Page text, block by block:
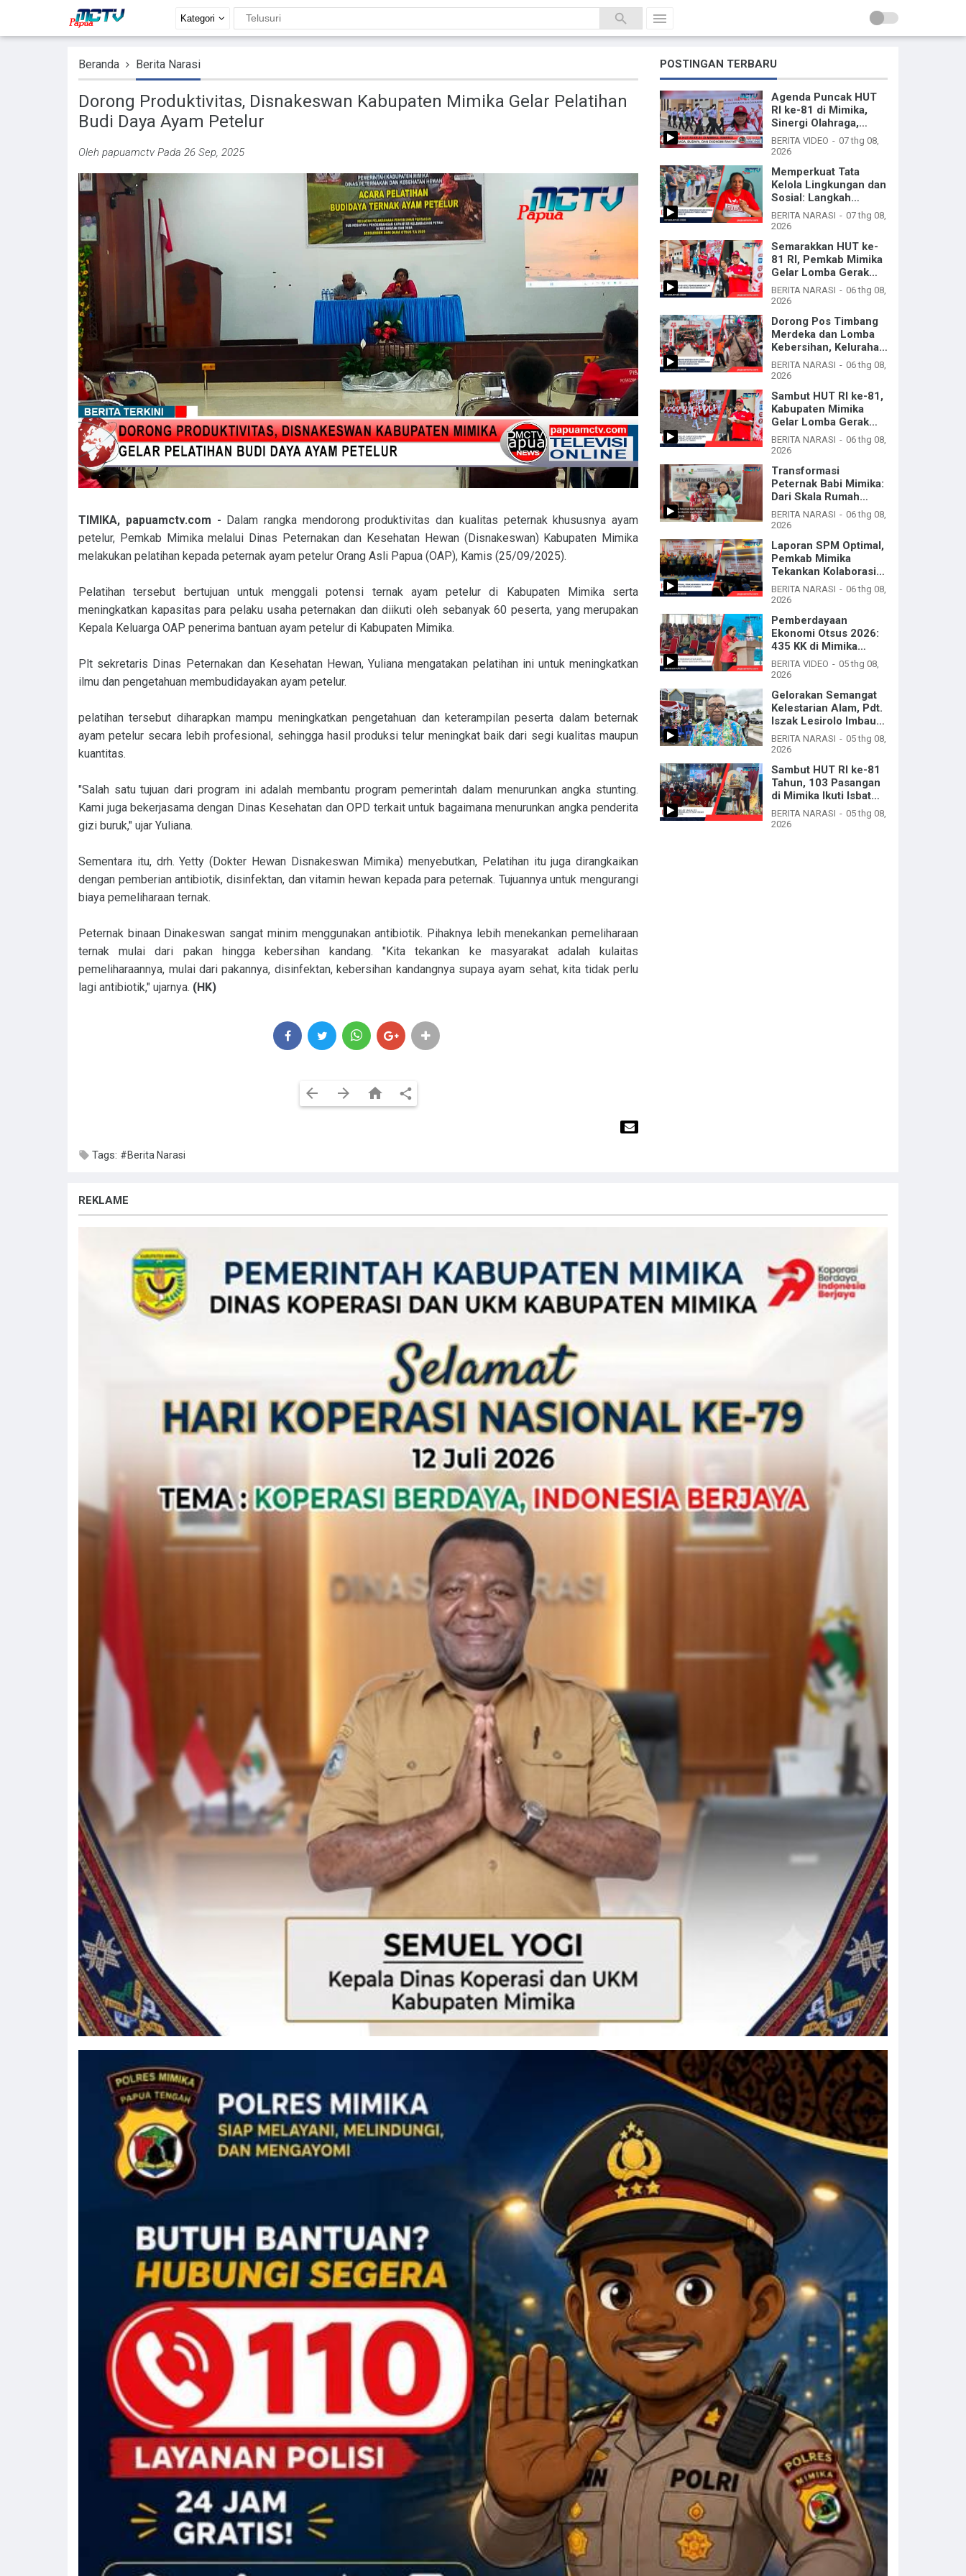
Kategori
Beranda Berita Narasi
Dorong Produktivitas, Disnakeswan Kabupaten Mimika Gelar Pelatihan
Budi Daya Ayam Petelur
Olehpapuamctv Pada 26 Sep, 2025
TIMIKA, papuamctv.com - Dalam rangka mendorong produktivitas dan kualitas peternak khususnya ayam
petelur, Pemkab Mimika melalui Dinas Peternakan dan Kesehatan Hewan (Disnakeswan) Kabupaten Mimika
melakukan pelatihan kepada peternak ayam petelur Orang Asli Papua (OAP), Kamis (25/09/2025).
Pelatihan tersebut bertujuan untuk menggali potensi ternak ayam petelur di Kabupaten Mimika serta
meningkatkan kapasitas para pelaku usaha peternakan dan diikuti oleh sebanyak 60 peserta, yang merupakan
Kepala Keluarga OAP penerima bantuan ayam petelur di Kabupaten Mimika.
Plt sekretaris Dinas Peternakan dan Kesehatan Hewan, Yuliana mengatakan pelatihan ini untuk meningkatkan
ilmu dan pengetahuan membudidayakan ayam petelur.
pelatihan tersebut diharapkan mampu meningkatkan pengetahuan dan keterampilan peserta dalam beternak
ayam petelur secara lebih profesional, sehingga hasil produksi telur meningkat baik dari segi kualitas maupun
kuantitas.
"Salah satu tujuan dari program ini adalah membantu program pemerintah dalam menurunkan angka stunting.
Kami juga bekerjasama dengan Dinas Kesehatan dan OPD terkait untuk bagaimana menurunkan angka penderita
gizi buruk," ujar Yuliana.
Sementara itu, drh. Yetty (Dokter Hewan Disnakeswan Mimika) menyebutkan, Pelatihan itu juga dirangkaikan
dengan pemberian antibiotik, disinfektan, dan vitamin hewan kepada para peternak. Tujuannya untuk mengurangi
biaya pemeliharaan ternak.
Peternak binaan Dinakeswan sangat minim menggunakan antibiotik. Pihaknya lebih menekankan pemeliharaan
ternak mulai dari pakan hingga kebersihan kandang. "Kita tekankan ke masyarakat adalah kulaitas
pemeliharaannya, mulai dari pakannya, disinfektan, kebersihan kandangnya supaya ayam sehat, kita tidak perlu
lagi antibiotik," ujarnya. (HK)
Tags: #Berita Narasi
POSTINGAN TERBARU
Agenda Puncak HUT
RI ke-81 di Mimika,
Sinergi Olahraga,
Budaya, dan Ekonomi
Rakyat
BERITA VIDEO
07 thg 08,
2026
Memperkuat Tata
Kelola Lingkungan dan
Sosial: Langkah
Strategis Kelurahan
Timika Indah
81
BERITA NARASI
07 thg 08,
2026
Semarakkan HUT ke-
81 RI, Pemkab Mimika
Gelar Lomba Gerak
Jalan Kreasi dan
Kebersihan
BERITA NARASI
06 thg 08,
2026
Dorong Pos Timbang
Merdeka dan Lomba
Kebersihan, Kelurahan
Wanagon Tingkatkan
Sinergi dengan Distrik
BERITA NARASI
06 thg 08,
2026
Sambut HUT RI ke-81,
Kabupaten Mimika
Gelar Lomba Gerak
Jalan Kreasi di
Sepanjang Kota Timika
BERITA NARASI
06 thg 08,
2026
Transformasi
Peternak Babi Mimika:
Dari Skala Rumah
Tangga Menuju Usaha
Mandiri dan
BERITA NARASI
06 thg 08,
2026
Laporan SPM Optimal,
Pemkab Mimika
Tekankan Kolaborasi
Lintas Perangkat
Daerah
BERITA NARASI
06 thg 08,
2026
Pemberdayaan
Ekonomi Otsus 2026:
435 KK di Mimika
Terima Bantuan
Ternak Babi
BERITA VIDEO
05 thg 08,
2026
Gelorakan Semangat
Kelestarian Alam, Pdt.
Iszak Lesirolo Imbau
Warga Mimika Jaga
Kebersihan
BERITA NARASI
05 thg 08,
2026
Sambut HUT RI ke-81
Tahun, 103 Pasangan
di Mimika Ikuti Isbat
Nikah dan Nikah
Massal
BERITA NARASI
05 thg 08,
2026
REKLAME